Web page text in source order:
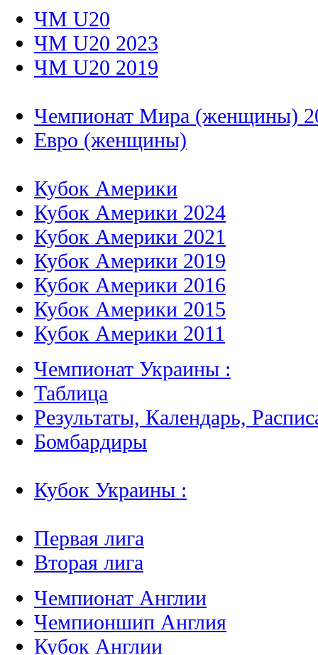
ЧМ U20
ЧМ U20 2023
ЧМ U20 2019
Чемпионат Мира (женщины)
Евро (женщины)
Кубок Америки
Кубок Америки 2024
Кубок Америки 2021
Кубок Америки 2019
Кубок Америки 2016
Кубок Америки 2015
Кубок Америки 2011
Чемпионат Украины :
Таблица
Результаты, Календарь,
Бомбардиры
Кубок Украины :
Первая лига
Вторая лига
Чемпионат Англии
Чемпионшип Англия
Кубок Англии